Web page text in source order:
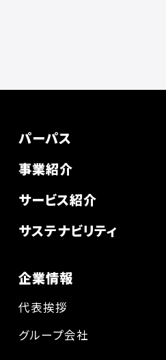
パーパス
事業紹介
サービス紹介
サステナビリティ
企業情報
代表挨拶
グループ会社